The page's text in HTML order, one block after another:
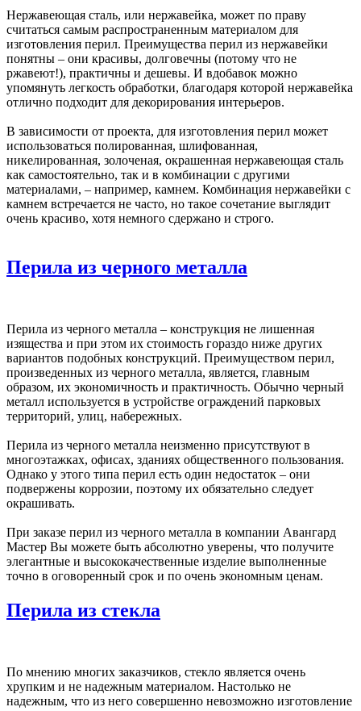
Нержавеющая сталь, или нержавейка, может по праву
считаться самым распространенным материалом для
изготовления перил. Преимущества перил из нержавейки
понятны – они красивы, долговечны (потому что не
ржавеют!), практичны и дешевы. И вдобавок можно
упомянуть легкость обработки, благодаря которой нержавейка
отлично подходит для декорирования интерьеров.
В зависимости от проекта, для изготовления перил может
использоваться полированная, шлифованная,
никелированная, золоченая, окрашенная нержавеющая сталь
как самостоятельно, так и в комбинации с другими
материалами, – например, камнем. Комбинация нержавейки с
камнем встречается не часто, но такое сочетание выглядит
очень красиво, хотя немного сдержано и строго.
Перила из черного металла
Перила из черного металла – конструкция не лишенная
изящества и при этом их стоимость гораздо ниже других
вариантов подобных конструкций. Преимуществом перил,
произведенных из черного металла, является, главным
образом, их экономичность и практичность. Обычно черный
металл используется в устройстве ограждений парковых
территорий, улиц, набережных.
Перила из черного металла неизменно присутствуют в
многоэтажках, офисах, зданиях общественного пользования.
Однако у этого типа перил есть один недостаток – они
подвержены коррозии, поэтому их обязательно следует
окрашивать.
При заказе перил из черного металла в компании Авангард
Мастер Вы можете быть абсолютно уверены, что получите
элегантные и высококачественные изделие выполненные
точно в оговоренный срок и по очень экономным ценам.
Перила из стекла
По мнению многих заказчиков, стекло является очень
хрупким и не надежным материалом. Настолько не
надежным, что из него совершенно невозможно изготовление